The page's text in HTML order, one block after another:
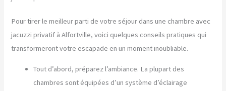
Pour tirer le meilleur parti de votre séjour dans une chambre avec
jacuzzi privatif à Alfortville, voici quelques conseils pratiques qui
transformeront votre escapade en un moment inoubliable.
Tout d’abord, préparez l’ambiance. La plupart des
chambres sont équipées d’un système d’éclairage